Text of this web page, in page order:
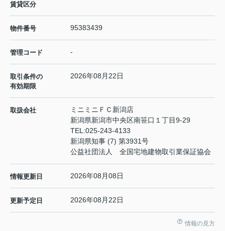
賃貸区分
物件番号 95383439
管理コード -
取引条件の
有効期限
2026年08月22日
取扱会社
ミニミニＦＣ新潟店
新潟県新潟市中央区南笹口１丁目9-29
TEL:025-243-4133
新潟県知事 (7) 第3931号
公益社団法人 全国宅地建物取引業保証協会
情報更新日 2026年08月08日
更新予定日 2026年08月22日
情報の見方